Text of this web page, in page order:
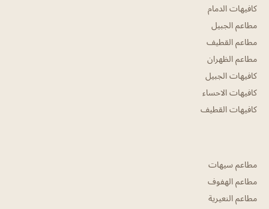
كافيهات الدمام
مطاعم الجبيل
مطاعم القطيف
مطاعم الظهران
كافيهات الجبيل
كافيهات الاحساء
كافيهات القطيف
مطاعم سيهات
مطاعم الهفوف
مطاعم النعيرية